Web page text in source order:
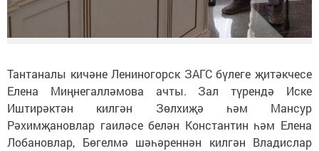
Тантаналы кичәне Лениногорск ЗАГС бүлеге җитәкчесе
Елена Миңнегалләмова ачты. Зал түрендә Иске
Иштирәктән килгән Зөлхиҗә һәм Мансур
Рәхимҗановлар гаиләсе белән Константин һәм Елена
Лобановлар, Бөгелмә шәһәреннән килгән Владислар